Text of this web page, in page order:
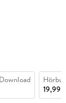
19,99